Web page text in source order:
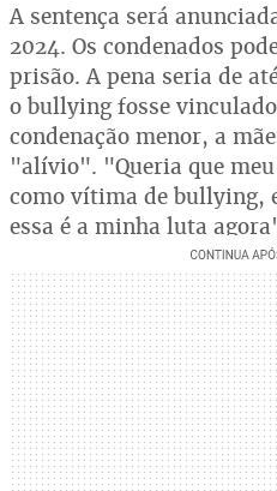
A sentença será
2024. Os condenados
prisão. A pena seria de
o bullying fosse
condenação menor, a
"alívio". "Queria que
como vítima de bullying,
essa é a minha luta